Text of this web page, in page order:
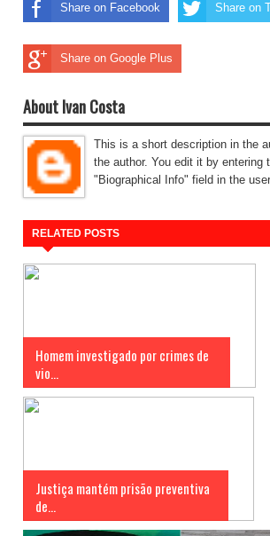
Share on Facebook Share on
Share on Google Plus
About Ivan Costa
This is a short description in the
the author. You edit it by entering
"Biographical Info" field in the
RELATED POSTS
Homem investigado por crimes de
vio...
Justiça mantém prisão preventiva
de...